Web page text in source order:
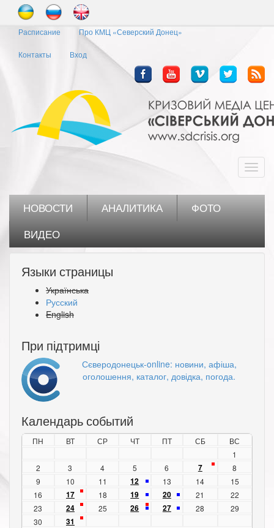
Перейти
основному
Расписание Про КМЦ «Северский Донец»
Контакты Вход
НОВОСТИ АНАЛИТИКА
ФОТО
ВИДЕО
Языки страницы
Українська
Русский
English
При підтримці
Сєверодонецьк-online: новини, афіша,
оголошення, каталог, довідка, погода.
Календарь событий
ПН ВТ СР ЧТ ПТ СБ
ВС
1
2
3 4 5 6 7
8
9
10 11 12 13 14
15
16
17 18 19 20 21
22
23
24 25 26 27 28
29
30
31